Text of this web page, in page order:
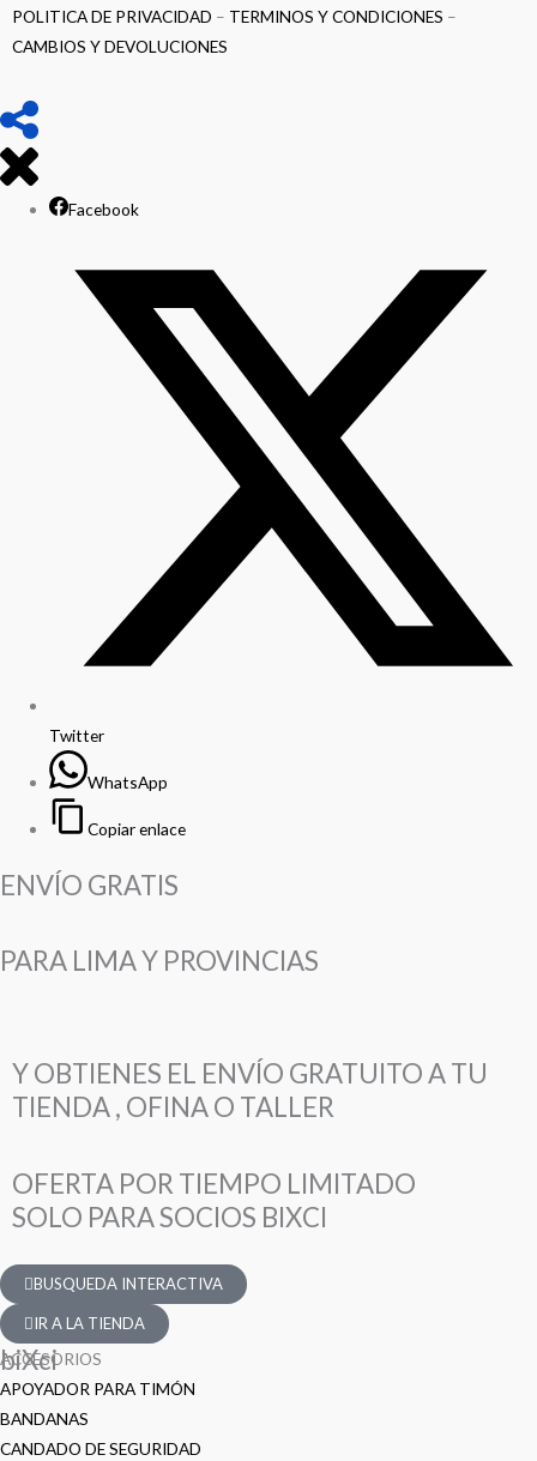
POLITICA DE PRIVACIDAD – TERMINOS Y CONDICIONES –
CAMBIOS Y DEVOLUCIONES
Facebook
Twitter
WhatsApp
Copiar enlace
ENVÍO GRATIS
PARA LIMA Y PROVINCIAS
Y OBTIENES EL ENVÍO GRATUITO A TU
TIENDA , OFINA O TALLER
OFERTA POR TIEMPO LIMITADO
SOLO PARA SOCIOS BIXCI
BUSQUEDA INTERACTIVA
IR A LA TIENDA
ACCESORIOS
APOYADOR PARA TIMÓN
BANDANAS
CANDADO DE SEGURIDAD
biXci